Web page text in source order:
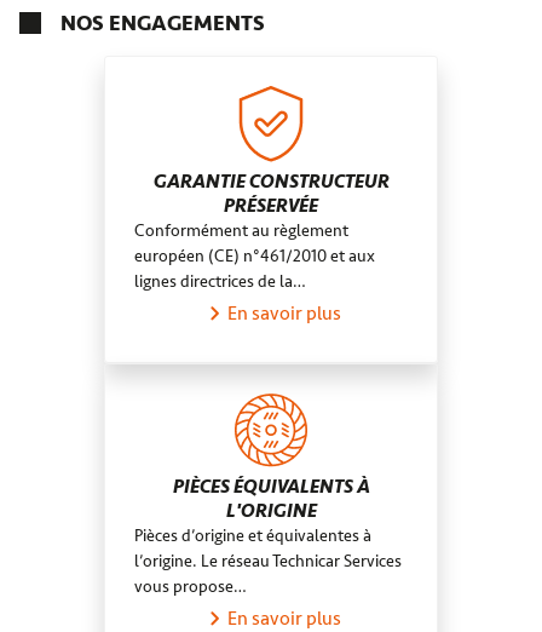
Bourgogne-Franche-Comté
Bouches-du-Rhône
Alpes-Maritimes
Bidart
Mandelieu-la-Napoule
NOS ENGAGEMENTS
GARANTIE CONSTRUCTEUR
PRÉSERVÉE
Conformément au règlement
européen (CE) n°461/2010 et aux
lignes directrices de la…
En savoir plus
PIÈCES ÉQUIVALENTS À
L'ORIGINE
Pièces d’origine et équivalentes à
l’origine. Le réseau Technicar Services
vous propose…
En savoir plus